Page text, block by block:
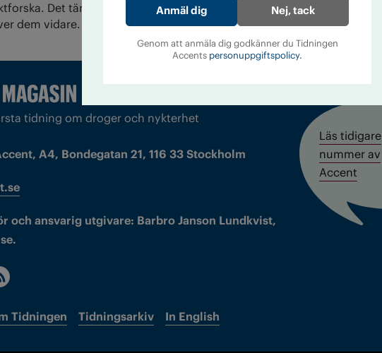
Det tänker de fortsätta med så länge upptäckarlusten
dem vidare.
tidning om droger och nykterhet
A4, Bondegatan 21, 116 33 Stockholm
och ansvarig utgivare: Barbro Janson Lundkvist,
Tidningen Tidningsarkiv In English
Läs tidigare
nummer av
Accent
Nej, tack
Genom att anmäla dig godkänner du Tidningen
Accents personuppgiftspolicy.